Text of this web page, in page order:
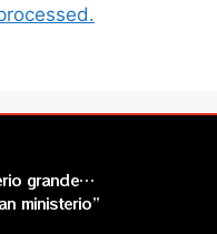
grande…
ministerio”